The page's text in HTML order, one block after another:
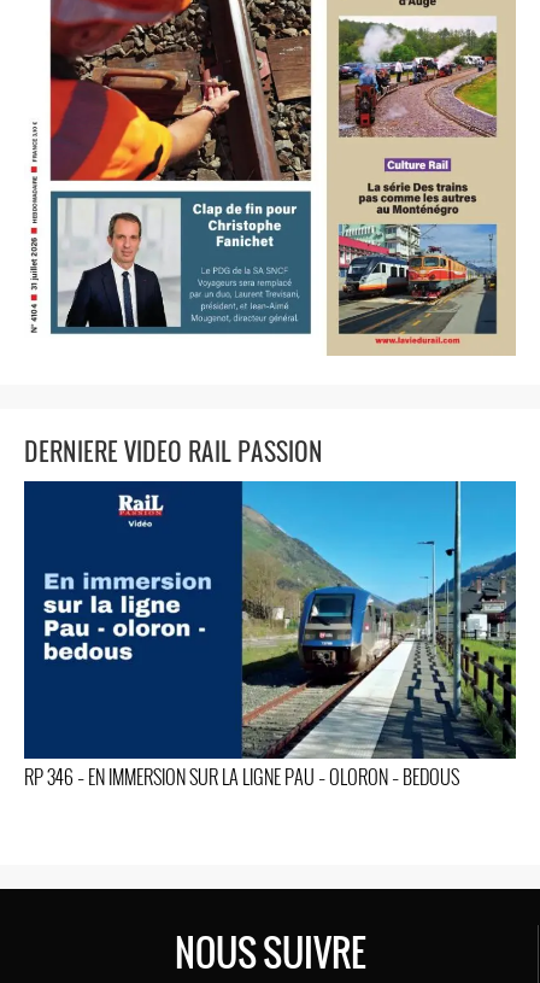
DERNIERE VIDEO RAIL PASSION
RP 346 – EN IMMERSION SUR LA LIGNE PAU – OLORON – BEDOUS
NOUS SUIVRE